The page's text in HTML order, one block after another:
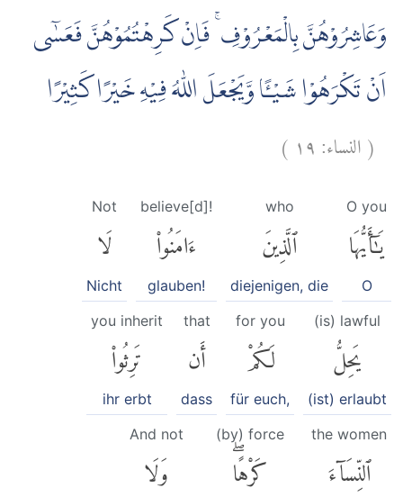
وَعَاشِرُوْهُنَّ بِالْمَعْرُوْفِ ۚ فَاِنْ كَرِهْتُمُوْهُنَّ فَعَسٰٓى
اَنْ تَكْرَهُوْا شَيْـًٔا وَّيَجْعَلَ اللّٰهُ فِيْهِ خَيْرًا كَثِيْرًا
(النساء:١٩ )
O you
يَٰٓأَيُّهَا
O
who
ٱلَّذِينَ
diejenigen, die
believe[d]!
ءَامَنُوا۟
glauben!
Not
لَا
Nicht
(is) lawful
يَحِلُّ
(ist) erlaubt
for you
لَكُمْ
für euch,
that
أَن
dass
you inherit
تَرِثُوا۟
ihr erbt
the women
ٱلنِّسَآءَ
(by) force
كَرْهًاۖ
And not
وَلَا